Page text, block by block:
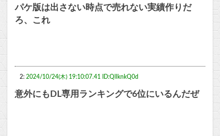
パケ版は出さない時点で売れない実績作りだ
ろ、これ
2: 2024/10/24(木) 19:10:07.41 ID:QllknkQ0d
意外にもDL専用ランキングで6位にいるんだぜ